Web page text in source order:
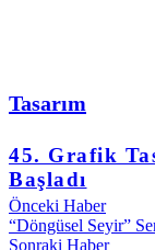
Tasarım
45. Grafik
Başladı
Önceki Haber
“Döngüsel Seyir”
Sonraki Haber